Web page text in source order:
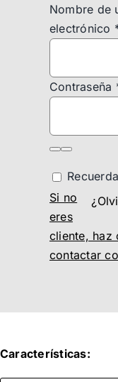
Nombre de
electrónico
Contraseña
Si no
eres
cliente, haz
contactar
Características: